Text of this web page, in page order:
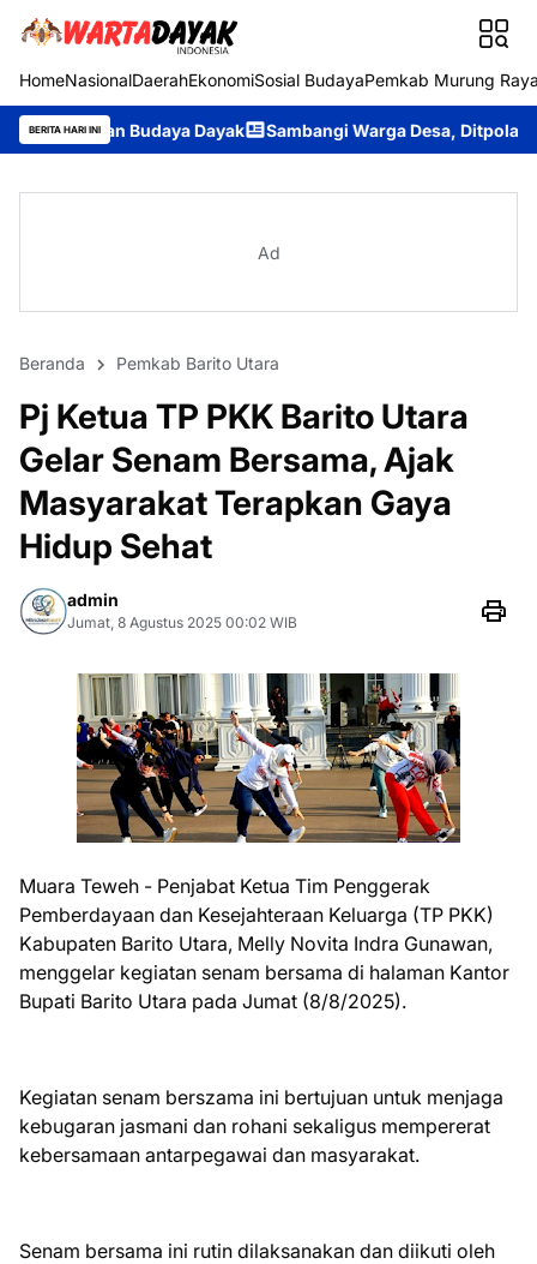
HomeNasionalDaerahEkonomiSosial BudayaPemkab Murung
BERITA HARI INI
Dayak Sambangi Warga Desa, Ditpolairud Polda Kalteng
Ad
Beranda Pemkab Barito Utara
Pj Ketua TP PKK Barito Utara
Gelar Senam Bersama, Ajak
Masyarakat Terapkan Gaya
Hidup Sehat
admin
Jumat, 8 Agustus 2025 00:02 WIB
Muara Teweh - Penjabat Ketua Tim Penggerak
Pemberdayaan dan Kesejahteraan Keluarga (TP PKK)
Kabupaten Barito Utara, Melly Novita Indra Gunawan,
menggelar kegiatan senam bersama di halaman Kantor
Bupati Barito Utara pada Jumat (8/8/2025).
Kegiatan senam berszama ini bertujuan untuk menjaga
kebugaran jasmani dan rohani sekaligus mempererat
kebersamaan antarpegawai dan masyarakat.
Senam bersama ini rutin dilaksanakan dan diikuti oleh